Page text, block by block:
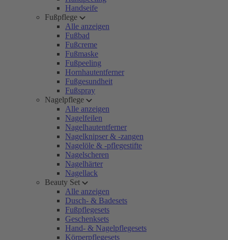
Handseife
Fußpflege
Alle anzeigen
Fußbad
Fußcreme
Fußmaske
Fußpeeling
Hornhautentferner
Fußgesundheit
Fußspray
Nagelpflege
Alle anzeigen
Nagelfeilen
Nagelhautentferner
Nagelknipser & -zangen
Nagelöle & -pflegestifte
Nagelscheren
Nagelhärter
Nagellack
Beauty Set
Alle anzeigen
Dusch- & Badesets
Fußpflegesets
Geschenksets
Hand- & Nagelpflegesets
Körperpflegesets